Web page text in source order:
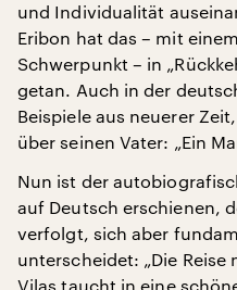
und Individualität
Eribon hat das – mit
Schwerpunkt – in
getan. Auch in der
Beispiele aus neuerer
über seinen Vater: „Ein
Nun ist der
auf Deutsch erschienen,
verfolgt, sich aber
unterscheidet: „Die Reise
Vilas taucht in eine